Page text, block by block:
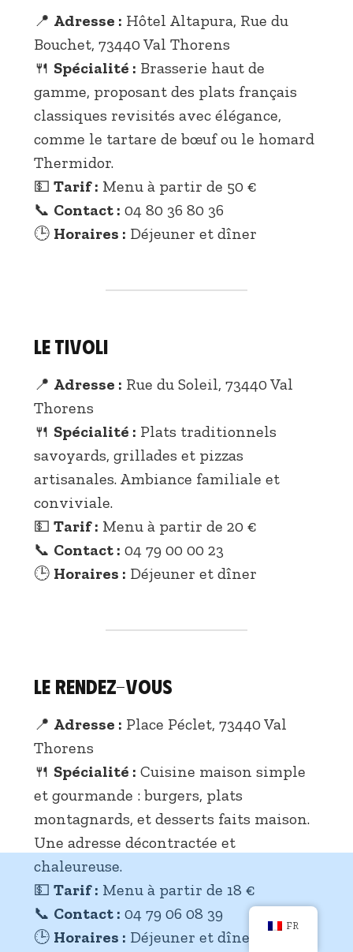
📍 Adresse : Hôtel Altapura, Rue du
Bouchet, 73440 Val Thorens
🍴 Spécialité : Brasserie haut de
gamme, proposant des plats français
classiques revisités avec élégance,
comme le tartare de bœuf ou le homard
Thermidor.
💵 Tarif : Menu à partir de 50 €
📞 Contact : 04 80 36 80 36
🕒 Horaires : Déjeuner et dîner
Le Tivoli
📍 Adresse : Rue du Soleil, 73440 Val
Thorens
🍴 Spécialité : Plats traditionnels
savoyards, grillades et pizzas
artisanales. Ambiance familiale et
conviviale.
💵 Tarif : Menu à partir de 20 €
📞 Contact : 04 79 00 00 23
🕒 Horaires : Déjeuner et dîner
Le Rendez-Vous
📍 Adresse : Place Péclet, 73440 Val
Thorens
🍴 Spécialité : Cuisine maison simple
et gourmande : burgers, plats
montagnards, et desserts faits maison.
Une adresse décontractée et
chaleureuse.
💵 Tarif : Menu à partir de 18 €
📞 Contact : 04 79 06 08 39
🕒 Horaires : Déjeuner et dîner
FR